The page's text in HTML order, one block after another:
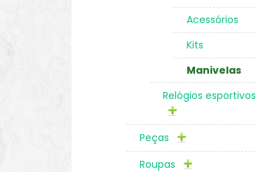
Acessórios
Kits
Manivelas
Relógios esportivos
Peças
Roupas